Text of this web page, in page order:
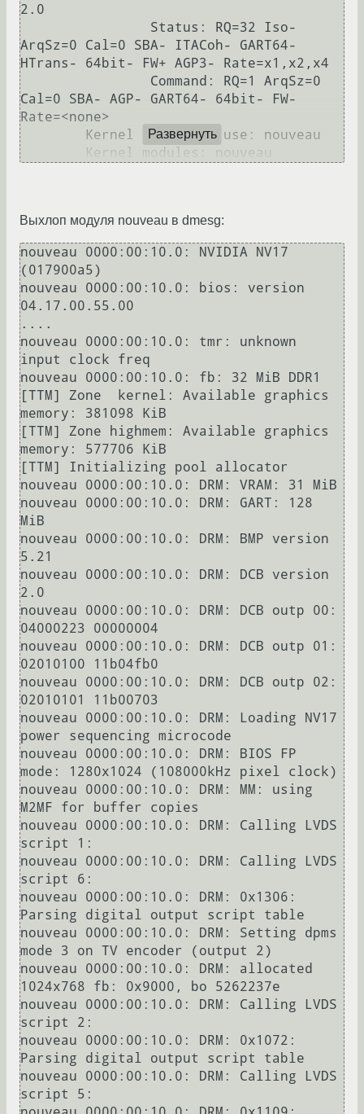
2.0
ArqSz=0 Cal=0 SBA- ITACoh- GART64-
HTrans- 64bit- FW+ AGP3- Rate=x1,x2,x4
Cal=0 SBA- AGP- GART64- 64bit- FW-
Rate=<none>
Развернуть
Выхлоп модуля nouveau в dmesg:
nouveau 0000:00:10.0: NVIDIA NV17
(017900a5)
nouveau 0000:00:10.0: bios: version
04.17.00.55.00
....
nouveau 0000:00:10.0: tmr: unknown
input clock freq
nouveau 0000:00:10.0: fb: 32 MiB DDR1
[TTM] Zone  kernel: Available graphics
memory: 381098 KiB
[TTM] Zone highmem: Available graphics
memory: 577706 KiB
[TTM] Initializing pool allocator
nouveau 0000:00:10.0: DRM: VRAM: 31 MiB
nouveau 0000:00:10.0: DRM: GART: 128
MiB
nouveau 0000:00:10.0: DRM: BMP version
5.21
nouveau 0000:00:10.0: DRM: DCB version
2.0
nouveau 0000:00:10.0: DRM: DCB outp 00:
04000223 00000004
nouveau 0000:00:10.0: DRM: DCB outp 01:
02010100 11b04fb0
nouveau 0000:00:10.0: DRM: DCB outp 02:
02010101 11b00703
nouveau 0000:00:10.0: DRM: Loading NV17
power sequencing microcode
nouveau 0000:00:10.0: DRM: BIOS FP
mode: 1280x1024 (108000kHz pixel clock)
nouveau 0000:00:10.0: DRM: MM: using
M2MF for buffer copies
nouveau 0000:00:10.0: DRM: Calling LVDS
script 1:
nouveau 0000:00:10.0: DRM: Calling LVDS
script 6:
nouveau 0000:00:10.0: DRM: 0x1306:
Parsing digital output script table
nouveau 0000:00:10.0: DRM: Setting dpms
mode 3 on TV encoder (output 2)
nouveau 0000:00:10.0: DRM: allocated
1024x768 fb: 0x9000, bo 5262237e
nouveau 0000:00:10.0: DRM: Calling LVDS
script 2:
nouveau 0000:00:10.0: DRM: 0x1072:
Parsing digital output script table
nouveau 0000:00:10.0: DRM: Calling LVDS
script 5: